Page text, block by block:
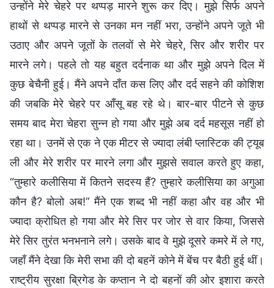
उन्होंने मेरे चेहरे पर थप्पड़ मारने शुरू कर दिए। मुझे सिर्फ अपने
हाथों से थप्पड़ मारने से उनका मन नहीं भरा, उन्होंने अपने जूते भी
उठाए और अपने जूतों के तलवों से मेरे चेहरे, सिर और शरीर पर
मारने लगे। पहले तो यह बहुत दर्दनाक था और मुझे अपने दिल में
कुछ बेचैनी हुई। मैंने अपने दाँत कस लिए और दर्द सहने की कोशिश
की जबकि मेरे चेहरे पर आँसू बह रहे थे। बार-बार पीटने से कुछ
समय बाद मेरा चेहरा सुन्न हो गया और मुझे अब दर्द महसूस नहीं हो
रहा था। उनमें से एक ने एक मीटर से ज्यादा लंबी प्लास्टिक की ट्यूब
ली और मेरे शरीर पर मारने लगा और मुझसे सवाल करते हुए कहा,
“तुम्हारे कलीसिया में कितने सदस्य हैं? तुम्हारे कलीसिया का अगुआ
कौन है? बोलो अब!” मैंने एक शब्द भी नहीं कहा और वह और भी
ज्यादा क्रोधित हो गया और मेरे सिर पर जोर से वार किया, जिससे
मेरे सिर तुरंत भनभनाने लगे। उसके बाद वे मुझे दूसरे कमरे में ले गए,
जहाँ मैंने देखा कि मेरी सभा की दो बहनें कोने में बेंच पर बैठी हुई थीं।
राष्ट्रीय सुरक्षा ब्रिगेड के कप्तान ने दो बहनों की ओर इशारा करते